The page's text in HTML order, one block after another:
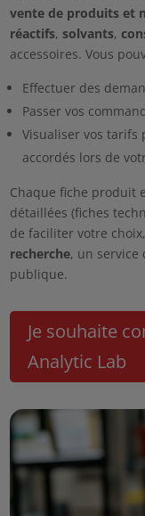
vente de produits et
réactifs, solvants,
accessoires. Vous
Effectuer des
Passer vos
Visualiser vos tarifs
accordés lors de
Chaque fiche produit
détaillées (fiches
de faciliter votre
recherche, un
publique.
Je souhaite
Analytic Lab